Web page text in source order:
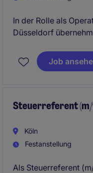
In der Rolle als
Düsseldorf
Dienstleistungen.
Prozesse
Job
Steuerreferent
Köln
Festanstellung
Als Steuerreferent